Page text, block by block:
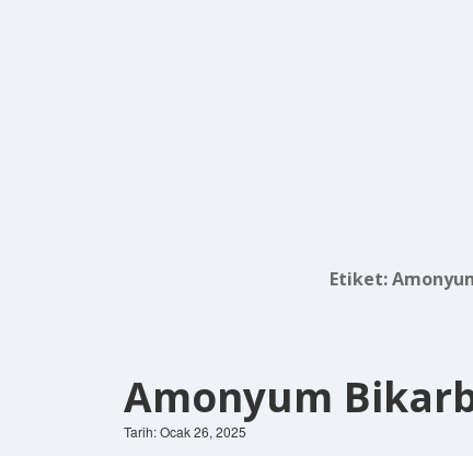
Etiket:
Amonyum
Tarih: Ocak 26, 2025